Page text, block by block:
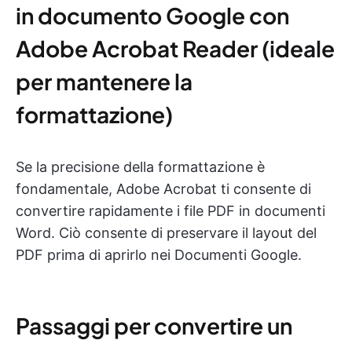
in documento Google con
Adobe Acrobat Reader (ideale
per mantenere la
formattazione)
Se la precisione della formattazione è
fondamentale, Adobe Acrobat ti consente di
convertire rapidamente i file PDF in documenti
Word. Ciò consente di preservare il layout del
PDF prima di aprirlo nei Documenti Google.
Passaggi per convertire un